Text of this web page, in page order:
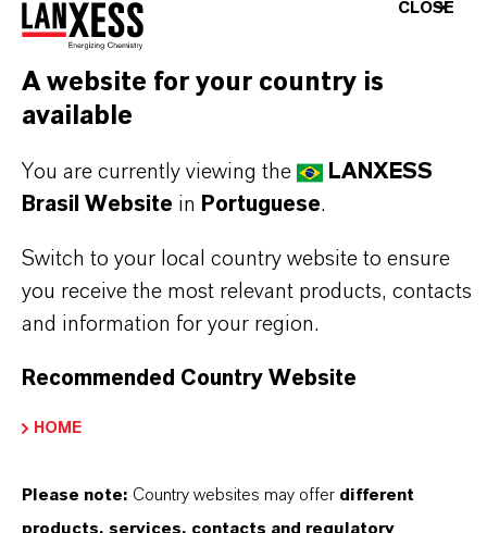
Aqui você pode baixar as fichas técnicas dos
produtos. Ao selecionar uma opção nos menus
suspensos, os links para download serão exibidos.
CLOSE
A website for your country is
available
You are currently viewing the
LANXESS
Brasil Website in Portuguese.
Switch to your local country website to ensure
you receive the most relevant products, contacts
and information for your region.
Recommended Country Website
HOME
Please note: Country websites may offer different
products, services, contacts and regulatory